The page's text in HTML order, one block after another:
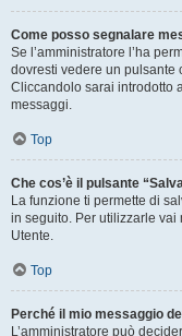
Come posso segnalare
Se l’amministratore l’ha
dovresti vedere un pulsante
Cliccandolo sarai introdotto
messaggi.
Top
Che cos’è il pulsante
La funzione ti permette di
in seguito. Per utilizzarle
Utente.
Top
Perché il mio messaggio
L’amministratore può